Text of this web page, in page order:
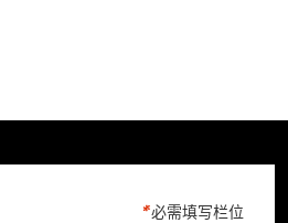
必需填写栏位